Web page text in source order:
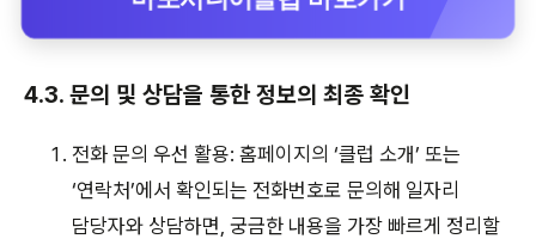
4.3. 문의 및 상담을 통한 정보의 최종 확인
전화 문의 우선 활용: 홈페이지의 ‘클럽 소개’ 또는
‘연락처’에서 확인되는 전화번호로 문의해 일자리
담당자와 상담하면, 궁금한 내용을 가장 빠르게 정리할